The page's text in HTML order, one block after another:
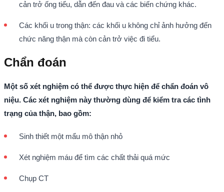
cản trở ống tiểu, dẫn đến đau và các biến chứng khác.
Các khối u trong thận: các khối u không chỉ ảnh hưởng đến
chức năng thận mà còn cản trở việc đi tiểu.
Chẩn đoán
Một số xét nghiệm có thể được thực hiện để chẩn đoán vô
niệu. Các xét nghiệm này thường dùng để kiểm tra các tình
trạng của thận, bao gồm:
Sinh thiết một mẩu mô thận nhỏ
Xét nghiệm máu để tìm các chất thải quá mức
Chụp CT